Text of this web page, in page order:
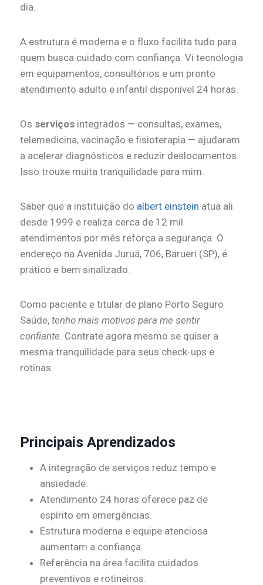
dia.
A estrutura é moderna e o fluxo facilita tudo para
quem busca cuidado com confiança. Vi tecnologia
em equipamentos, consultórios e um pronto
atendimento adulto e infantil disponível 24 horas.
Os serviços integrados — consultas, exames,
telemedicina, vacinação e fisioterapia — ajudaram
a acelerar diagnósticos e reduzir deslocamentos.
Isso trouxe muita tranquilidade para mim.
Saber que a instituição do albert einstein atua ali
desde 1999 e realiza cerca de 12 mil
atendimentos por mês reforça a segurança. O
endereço na Avenida Juruá, 706, Barueri (SP), é
prático e bem sinalizado.
Como paciente e titular de plano Porto Seguro
Saúde, tenho mais motivos para me sentir
confiante . Contrate agora mesmo se quiser a
mesma tranquilidade para seus check-ups e
rotinas.
Principais Aprendizados
A integração de serviços reduz tempo e
ansiedade.
Atendimento 24 horas oferece paz de
espírito em emergências.
Estrutura moderna e equipe atenciosa
aumentam a confiança.
Referência na área facilita cuidados
preventivos e rotineiros.